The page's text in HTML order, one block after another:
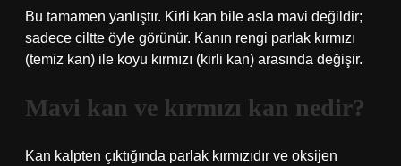
Bu tamamen yanlıştır. Kirli kan bile asla mavi değildir;
sadece ciltte öyle görünür. Kanın rengi parlak kırmızı
(temiz kan) ile koyu kırmızı (kirli kan) arasında değişir.
Mavi kan ve kırmızı kan nedir?
Kan kalpten çıktığında parlak kırmızıdır ve oksijen